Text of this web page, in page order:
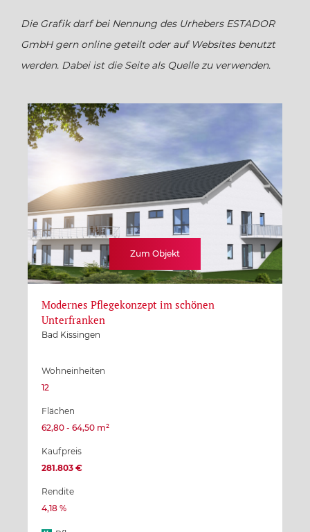
Thüringen
Die Grafik darf bei Nennung des Urhebers ESTADOR
GmbH gern online geteilt oder auf Websites benutzt
werden. Dabei ist die Seite als Quelle zu verwenden.
Zum Objekt
Modernes Pflegekonzept im schönen
Unterfranken
Bad Kissingen
Wohneinheiten
12
Flächen
62,80 - 64,50 m²
Kaufpreis
281.803 €
Rendite
4,18 %